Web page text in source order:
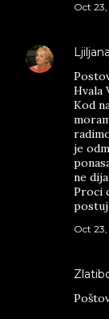
Oct
Hvala
Kod
je
ne
Proci
Oct